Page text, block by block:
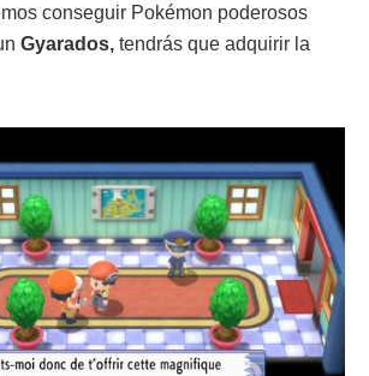
conseguir Pokémon poderosos
Gyarados, tendrás que adquirir la